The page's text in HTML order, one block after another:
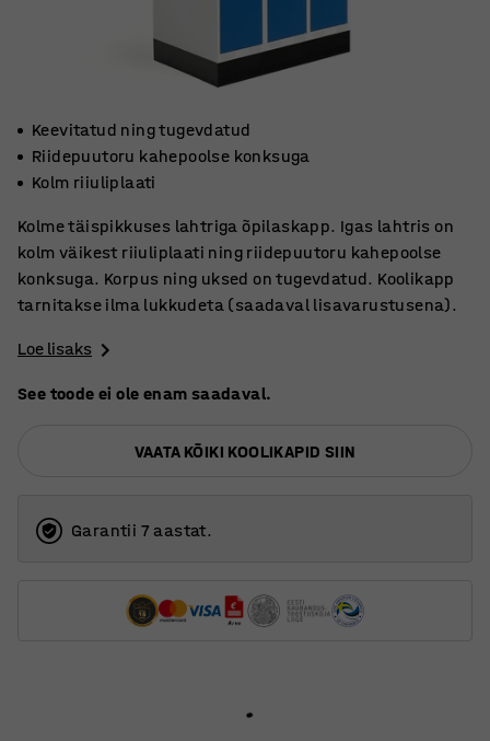
Keevitatud ning tugevdatud
Riidepuutoru kahepoolse konksuga
Kolm riiuliplaati
Kolme täispikkuses lahtriga õpilaskapp. Igas lahtris on
kolm väikest riiuliplaati ning riidepuutoru kahepoolse
konksuga. Korpus ning uksed on tugevdatud. Koolikapp
tarnitakse ilma lukkudeta (saadaval lisavarustusena).
Loe lisaks
See toode ei ole enam saadaval.
VAATA KÕIKI KOOLIKAPID SIIN
Garantii 7 aastat.